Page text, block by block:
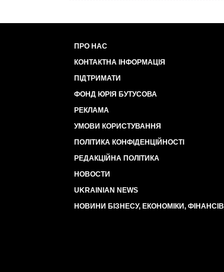
ПРО НАС
КОНТАКТНА ІНФОРМАЦІЯ
ПІДТРИМАТИ
ФОНД ЮРІЯ БУТУСОВА
РЕКЛАМА
УМОВИ КОРИСТУВАННЯ
ПОЛІТИКА КОНФІДЕНЦІЙНОСТІ
РЕДАКЦІЙНА ПОЛІТИКА
НОВОСТИ
UKRAINIAN NEWS
НОВИНИ БІЗНЕСУ, ЕКОНОМІКИ, ФІНАНСІВ